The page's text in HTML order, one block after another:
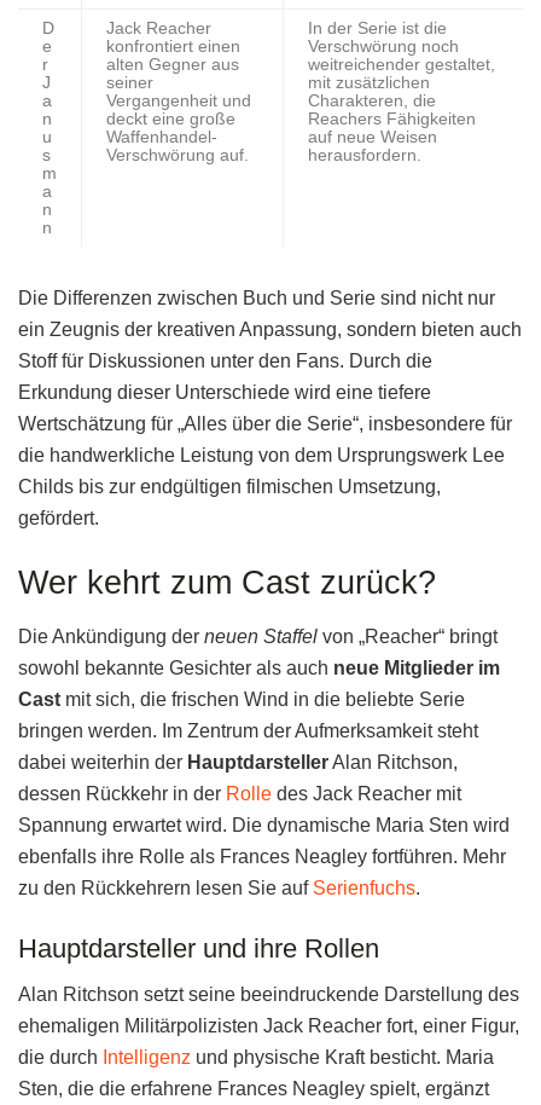
D
e
r
J
a
n
u
s
m
a
n
n
Jack Reacher
konfrontiert einen
alten Gegner aus
seiner
Vergangenheit und
deckt eine große
Waffenhandel-
Verschwörung auf.
In der Serie ist die
Verschwörung noch
weitreichender gestaltet,
mit zusätzlichen
Charakteren, die
Reachers Fähigkeiten
auf neue Weisen
herausfordern.
Die Differenzen zwischen Buch und Serie sind nicht nur
ein Zeugnis der kreativen Anpassung, sondern bieten auch
Stoff für Diskussionen unter den Fans. Durch die
Erkundung dieser Unterschiede wird eine tiefere
Wertschätzung für „Alles über die Serie“, insbesondere für
die handwerkliche Leistung von dem Ursprungswerk Lee
Childs bis zur endgültigen filmischen Umsetzung,
gefördert.
Wer kehrt zum Cast zurück?
Die Ankündigung der neuen Staffel von „Reacher“ bringt
sowohl bekannte Gesichter als auch neue Mitglieder im
Cast mit sich, die frischen Wind in die beliebte Serie
bringen werden. Im Zentrum der Aufmerksamkeit steht
dabei weiterhin der HauptdarstellerAlan Ritchson,
dessen Rückkehr in der Rolle des Jack Reacher mit
Spannung erwartet wird. Die dynamische Maria Sten wird
ebenfalls ihre Rolle als Frances Neagley fortführen. Mehr
zu den Rückkehrern lesen Sie auf Serienfuchs.
Hauptdarsteller und ihre Rollen
Alan Ritchson setzt seine beeindruckende Darstellung des
ehemaligen Militärpolizisten Jack Reacher fort, einer Figur,
die durch Intelligenz und physische Kraft besticht. Maria
Sten, die die erfahrene Frances Neagley spielt, ergänzt